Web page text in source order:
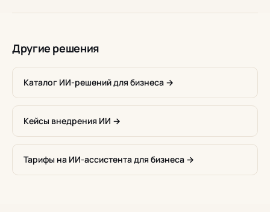
Другие решения
Каталог ИИ-решений для бизнеса →
Кейсы внедрения ИИ →
Тарифы на ИИ-ассистента для бизнеса →